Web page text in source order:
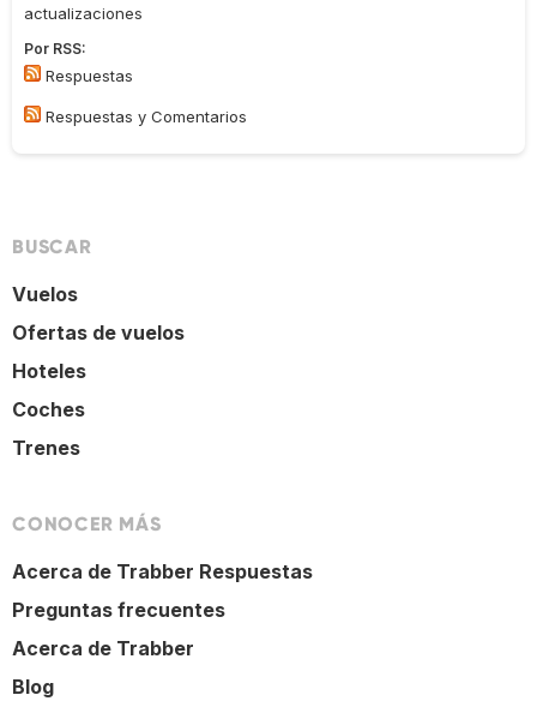
actualizaciones
Por RSS:
Respuestas
Respuestas y Comentarios
BUSCAR
Vuelos
Ofertas de vuelos
Hoteles
Coches
Trenes
CONOCER MÁS
Acerca de Trabber Respuestas
Preguntas frecuentes
Acerca de Trabber
Blog